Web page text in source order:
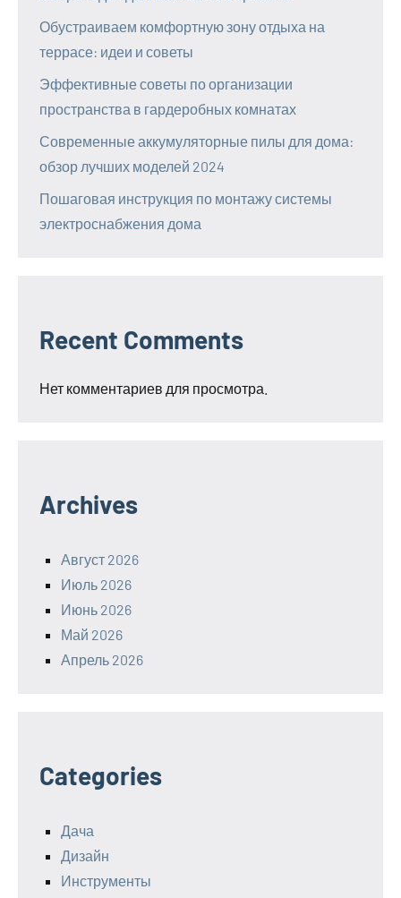
Обустраиваем комфортную зону отдыха на
террасе: идеи и советы
Эффективные советы по организации
пространства в гардеробных комнатах
Современные аккумуляторные пилы для дома:
обзор лучших моделей 2024
Пошаговая инструкция по монтажу системы
электроснабжения дома
Recent Comments
Нет комментариев для просмотра.
Archives
Август 2026
Июль 2026
Июнь 2026
Май 2026
Апрель 2026
Categories
Дача
Дизайн
Инструменты